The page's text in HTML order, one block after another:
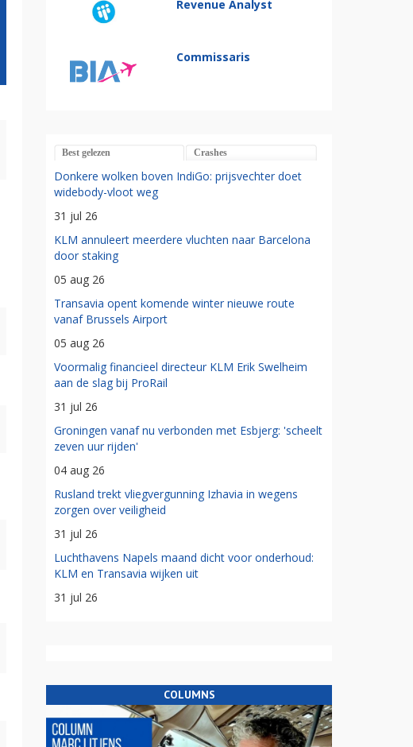
Revenue Analyst
Commissaris
Best gelezen Crashes
Donkere wolken boven IndiGo: prijsvechter doet
widebody-vloot weg
31 jul 26
KLM annuleert meerdere vluchten naar Barcelona
door staking
05 aug 26
Transavia opent komende winter nieuwe route
vanaf Brussels Airport
05 aug 26
Voormalig financieel directeur KLM Erik Swelheim
aan de slag bij ProRail
31 jul 26
Groningen vanaf nu verbonden met Esbjerg: 'scheelt
zeven uur rijden'
04 aug 26
Rusland trekt vliegvergunning Izhavia in wegens
zorgen over veiligheid
31 jul 26
Luchthavens Napels maand dicht voor onderhoud:
KLM en Transavia wijken uit
31 jul 26
COLUMNS